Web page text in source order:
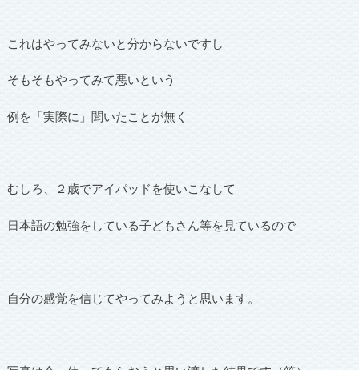
これはやってみないと分からないですし
そもそもやってみて悪いという
例を「実際に」聞いたことが無く
むしろ、２歳でアイパッドを使いこなして
日本語の勉強をしている子どもさん等を見ているので
自分の感覚を信じてやってみようと思います。